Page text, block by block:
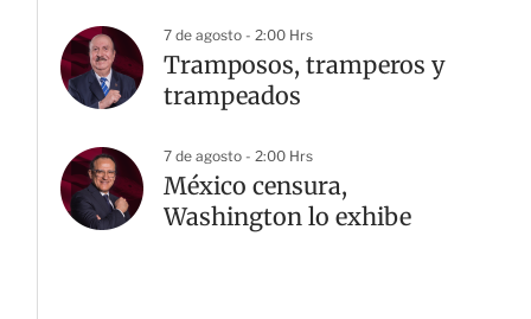
7 de agosto - 2:00 Hrs
Tramposos, tramperos y
trampeados
7 de agosto - 2:00 Hrs
México censura,
Washington lo exhibe